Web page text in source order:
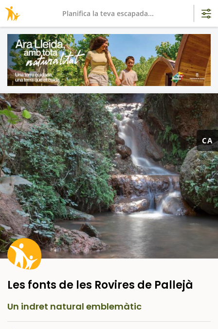
CA
Les fonts de les Rovires de Pallejà
Un indret natural emblemàtic
Planifica la teva escapada...